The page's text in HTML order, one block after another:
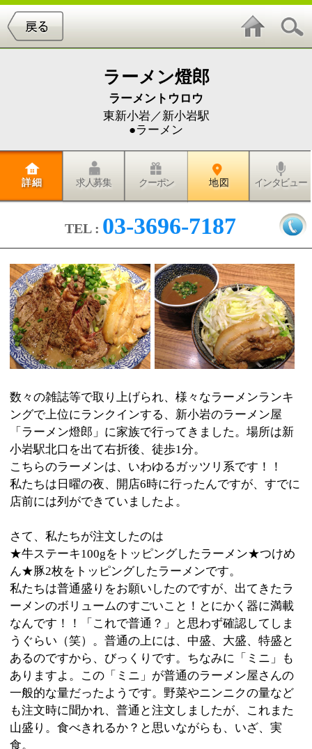
ラーメントウロウ
東新小岩／新小岩駅
●ラーメン
地 図 インタビュー
03-3696-7187
数々の雑誌等で取り上げられ、様々なラーメンランキ
ングで上位にランクインする、新小岩のラーメン屋
「ラーメン燈郎」に家族で行ってきました。場所は新
小岩駅北口を出て右折後、徒歩1分。
こちらのラーメンは、いわゆるガッツリ系です！！
私たちは日曜の夜、開店6時に行ったんですが、すでに
店前には列ができていましたよ。
★牛ステーキ100gをトッピングしたラーメン★つけめ
ん★豚2枚をトッピングしたラーメンです。
私たちは普通盛りをお願いしたのですが、出てきたラ
ーメンのボリュームのすごいこと！とにかく器に満載
なんです！！「これで普通？」と思わず確認してしま
うぐらい（笑）。普通の上には、中盛、大盛、特盛と
あるのですから、びっくりです。ちなみに「ミニ」も
ありますよ。この「ミニ」が普通のラーメン屋さんの
一般的な量だったようです。野菜やニンニクの量など
も注文時に聞かれ、普通と注文しましたが、これまた
食。
濃いスープはまさにガッツリ系！でもそれほど脂っぽ
くなく、むしろ意外とあっさり？ここにニンニクを投
入すると、トッピングした肉がより一層美味しく感じ
ます。「あぁ～、肉食べてる～！」と、ザ、肉食系の
心をつかんでくれますよ。肉の厚みも肉食系のポイン
トを心得てますよね！
つけ麺のつけ汁は濃いめの醤油色で、少々トロミとい
いますか、ドロッとした汁が特徴です。この汁とニン
ニクの相性がこれまた抜群！麺との絡みも良く、美味
しく頂けます。シャキシャキ感の残るモヤシやキャベ
ツとのバランスも良かったですよ。
女性一人での来店も多く見かけましたが、やはり時代
は「肉食女子」なんでしょうか（笑）。
店内はL字型のカウンター席のみですので、少人数で行